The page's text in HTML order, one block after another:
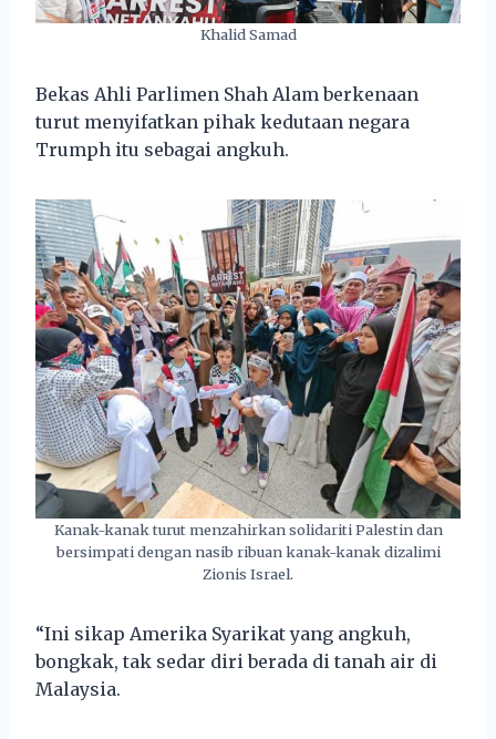
Khalid Samad
Bekas Ahli Parlimen Shah Alam berkenaan
turut menyifatkan pihak kedutaan negara
Trumph itu sebagai angkuh.
Kanak-kanak turut menzahirkan solidariti Palestin dan
bersimpati dengan nasib ribuan kanak-kanak dizalimi
Zionis Israel.
“Ini sikap Amerika Syarikat yang angkuh,
bongkak, tak sedar diri berada di tanah air di
Malaysia.